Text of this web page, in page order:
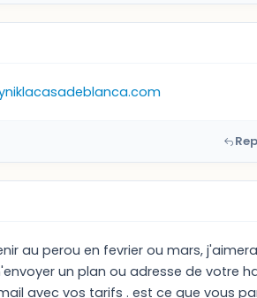
au perou en fevrier ou mars,
un plan ou adresse de votre
avec vos tarifs . est ce que vous